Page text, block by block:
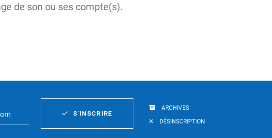
de son ou ses compte(s).
S’INSCRIRE
ARCHIVES
DÉSINSCRIPTION